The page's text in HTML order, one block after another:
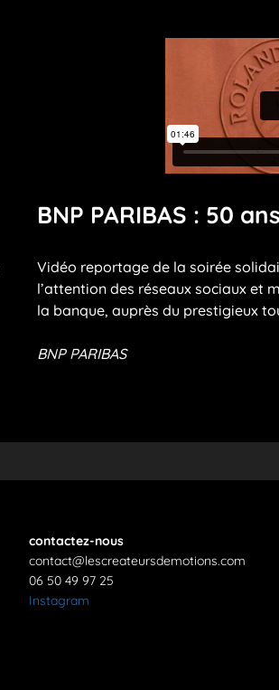
BNP PARIBAS : 50
Vidéo reportage de la soirée
l’attention des réseaux sociaux et
la banque, auprès du prestigieux
BNP PARIBAS
contactez-nous
contact@lescreateursdemotions.com
06 50 49 97 25
Instagram